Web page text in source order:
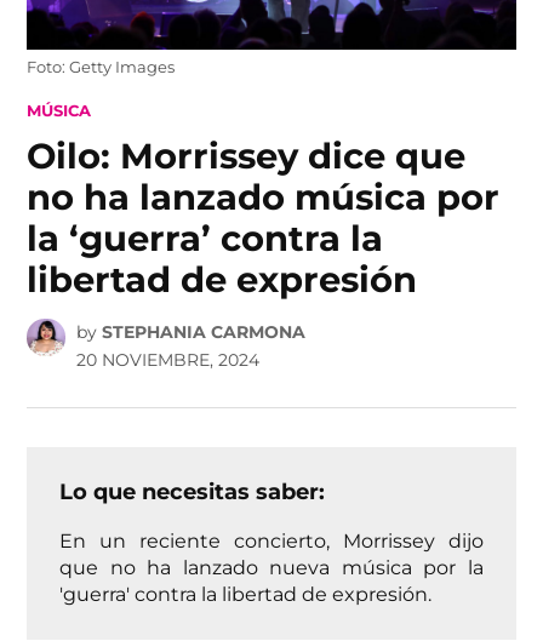
Foto: Getty Images
POSTED
MÚSICA
Oilo: Morrissey dice que
no ha lanzado música por
la ‘guerra’ contra la
libertad de expresión
by STEPHANIA CARMONA
20 NOVIEMBRE, 2024
Lo que necesitas saber:
En un reciente concierto, Morrissey dijo
que no ha lanzado nueva música por la
'guerra' contra la libertad de expresión.